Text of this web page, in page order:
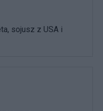
sojusz z USA i